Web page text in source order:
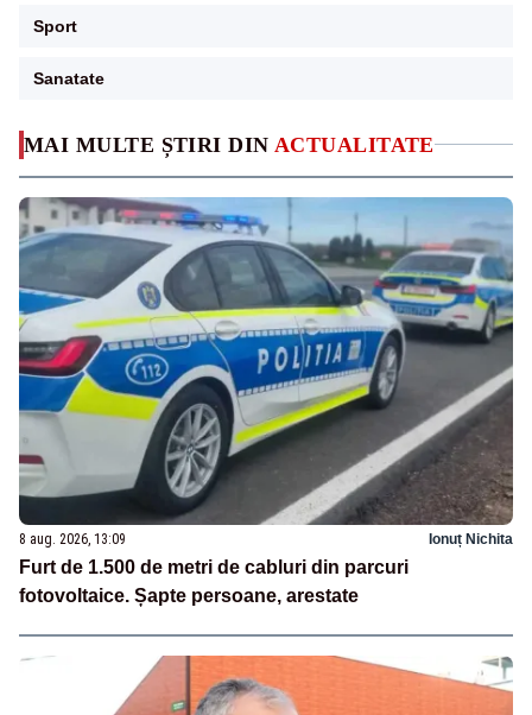
MAI MULTE ȘTIRI DIN ACTUALITATE
8 aug. 2026, 13:09 Ionuț Nichita
Furt de 1.500 de metri de cabluri din parcuri
fotovoltaice. Șapte persoane, arestate
Sport
Sanatate